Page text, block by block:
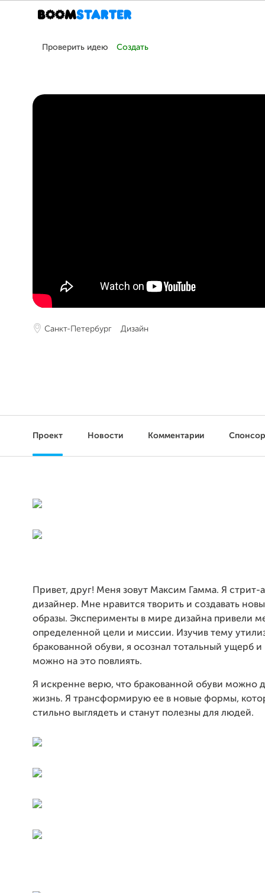
Проверить идею Создать
Санкт-Петербург Дизайн
Проект Новости Комментарии
Привет, друг! Меня зовут Максим Гамма. Я стрит-
дизайнер. Мне нравится творить и создавать
образы. Эксперименты в мире дизайна привели
определенной цели и миссии. Изучив тему
бракованной обуви, я осознал тотальный ущерб и
можно на это повлиять.
Я искренне верю, что бракованной обуви можно
жизнь. Я трансформирую ее в новые формы,
стильно выглядеть и станут полезны для людей.